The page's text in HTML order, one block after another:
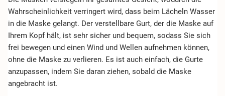
Wahrscheinlichkeit verringert wird, dass beim Lächeln Wasser
in die Maske gelangt. Der verstellbare Gurt, der die Maske auf
Ihrem Kopf hält, ist sehr sicher und bequem, sodass Sie sich
frei bewegen und einen Wind und Wellen aufnehmen können,
ohne die Maske zu verlieren. Es ist auch einfach, die Gurte
anzupassen, indem Sie daran ziehen, sobald die Maske
angebracht ist.